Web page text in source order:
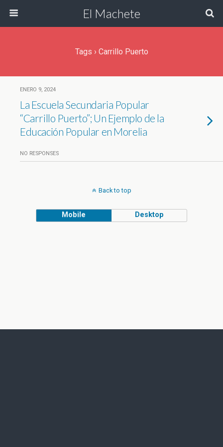
El Machete
Tags › Carrillo Puerto
ENERO 9, 2024
La Escuela Secundaria Popular
“Carrillo Puerto”; Un Ejemplo de la
Educación Popular en Morelia
NO RESPONSES
Back to top
Mobile Desktop